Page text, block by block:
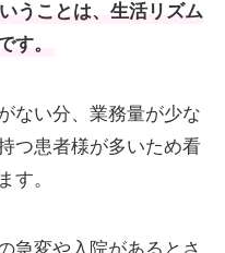
うことは、生活リズム
す。
ない分、業務量が少な
つ患者様が多いため看
す。